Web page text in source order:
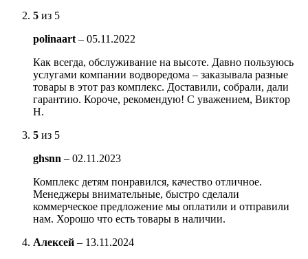
5 из 5
polinaart – 05.11.2022
Как всегда, обслуживание на высоте. Давно пользуюсь
услугами компании водворедома – заказывала разные
товары в этот раз комплекс. Доставили, собрали, дали
гарантию. Короче, рекомендую! С уважением, Виктор
Н.
5 из 5
ghsnn – 02.11.2023
Комплекс детям понравился, качество отличное.
Менеджеры внимательные, быстро сделали
коммерческое предложение мы оплатили и отправили
нам. Хорошо что есть товары в наличии.
Алексей – 13.11.2024